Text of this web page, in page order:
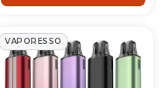
VAPORESSO